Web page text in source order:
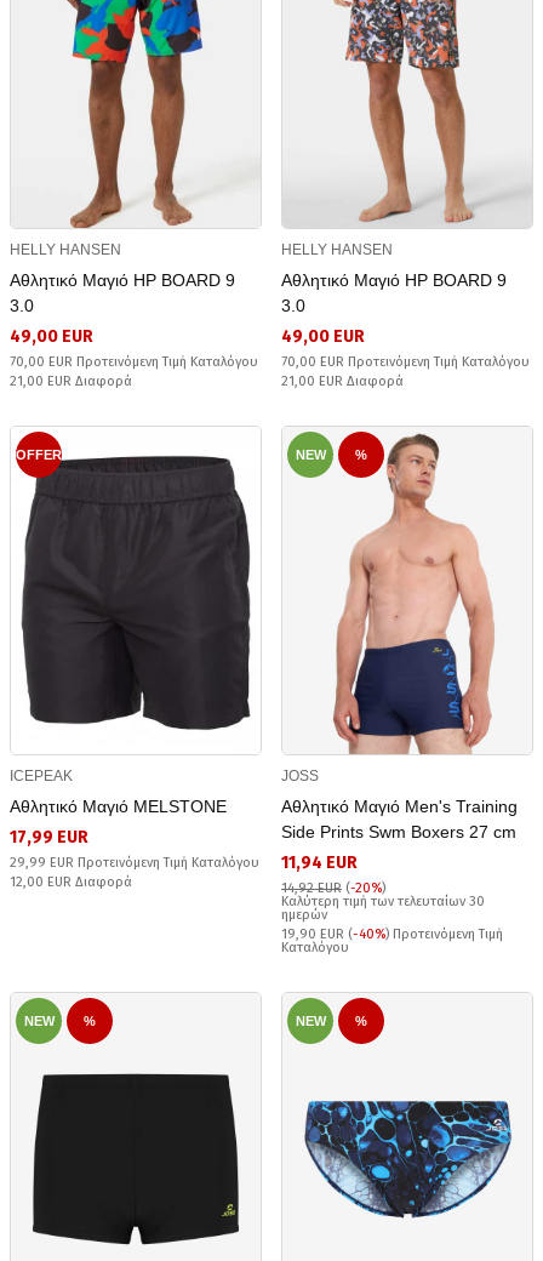
HELLY HANSEN
Αθλητικό Μαγιό HP BOARD 9
3.0
49,00 EUR
70,00 EUR Προτεινόμενη Τιμή Καταλόγου
21,00 EUR Διαφορά
HELLY HANSEN
Αθλητικό Μαγιό HP BOARD 9
3.0
49,00 EUR
70,00 EUR Προτεινόμενη Τιμή Καταλόγου
21,00 EUR Διαφορά
OFFER
ICEPEAK
Αθλητικό Μαγιό MELSTONE
17,99 EUR
29,99 EUR Προτεινόμενη Τιμή Καταλόγου
12,00 EUR Διαφορά
NEW %
JOSS
Αθλητικό Μαγιό Men's Training
Side Prints Swm Boxers 27 cm
11,94 EUR
14,92 EUR (-20%)
Καλύτερη τιμή των τελευταίων 30
ημερών
19,90 EUR (-40%) Προτεινόμενη Τιμή
Καταλόγου
NEW % NEW %